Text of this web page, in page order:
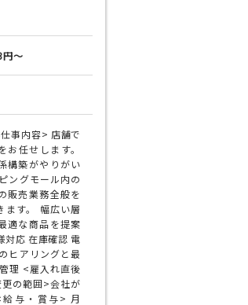
～
仕事内容> 店舗で
お任せします。
構築がやりがい
ングモール内の
販売業務全般を
ます。 幅広い層
適な商品を提案
対応 在庫確認 電
ヒアリングと最
理 <雇入れ直後
の範囲>会社が
与・賞与> 月